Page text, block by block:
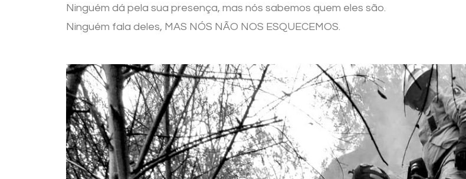
Ninguém dá pela sua presença, mas nós sabemos quem eles são.
Ninguém fala deles, MAS NÓS NÃO NOS ESQUECEMOS.